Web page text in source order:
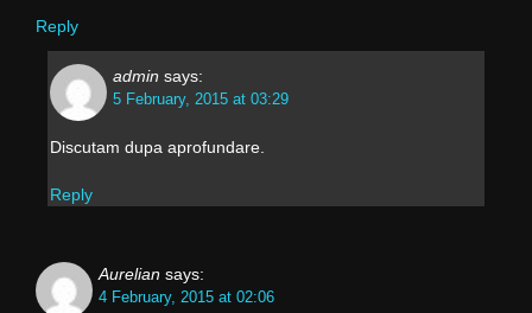
Reply
admin says:
5 February, 2015 at 03:29
Discutam dupa aprofundare.
Reply
Aurelian says:
4 February, 2015 at 02:06